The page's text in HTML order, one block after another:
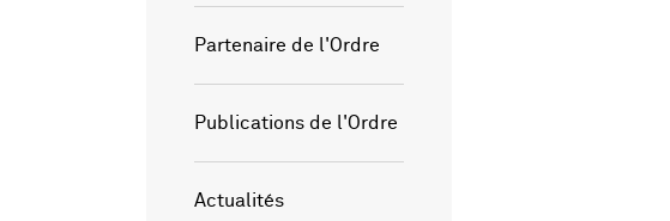
Partenaire de l'Ordre
Publications de l'Ordre
Actualités